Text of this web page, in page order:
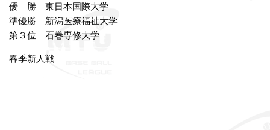
優 勝 東日本国際大学
準優勝 新潟医療福祉大学
第３位 石巻専修大学
春季新人戦